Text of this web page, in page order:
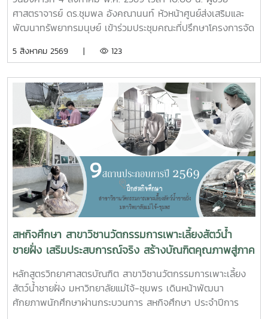
ศาสตราจารย์ ดร.ชุมพล อังคณานนท์ หัวหน้าศูนย์ส่งเสริมและ
พัฒนาทรัพยากรมนุษย์ เข้าร่วมประชุมคณะที่ปรึกษาโครงการจัด
รวม สาย ก3 และ ก4ในเขตผังเมืองรวมชุมชนปากน้ำหลังสวน
ศาลากลางจังหวัดชุมพร โดยมีนายจักรพงศ์ นิลไพรัช ธนารักษ์
พื้นที่ชุมพร เป็นประธานในการประชุมในการนี้ นายอุดม จิตตวงค์
โยธาธิการและผังเมืองจังหวัดชุมพร พร้อมด้วยคณะที่ปรึกษา
โครงการจัดรูปที่ดินเพื่อพัฒนาพื้นที่ส่วนจังหวัดชุมพร บริเวณ
ถนนผังเมืองรวม สาย ก3 และก4 ในเขตผังเมืองรวมชุมชน
ปากน้ำหลังสวน เข้าร่วมการประชุมฯ ดังกล่าว เพื่อพิจารณาขอ
ความเห็นชอบค่าชดเชยต้นไม้และพืชผล และค่าชดเชยอาคารและ
สิ่งปลูกสร้างจากกองทุนจัดรูปที่ดินเพื่อพัฒนาพื้นที่มติที่ประชุม
รับทราบรายละเอียดราคาและเห็นควรให้เสนอคณะกรรมการ
จังหวัดขอรับเงินอุดหนุนจากกกองทุนจัดรูปเพื่อพัฒนาพื้นที่
5 สิงหาคม 2569 | 123
สหกิจศึกษา สาขาวิชานวัตกรรมการเพาะเลี้ยงสัตว์น้ำ
ชายฝั่ง เสริมประสบการณ์จริง สร้างบัณฑิตคุณภาพสู่ภาค
อุตสาหกรรมการผลิตสัตว์น้ำ
หลักสูตรวิทยาศาสตรบัณฑิต สาขาวิชานวัตกรรมการเพาะเลี้ยง
สัตว์น้ำชายฝั่ง มหาวิทยาลัยแม่โจ้-ชุมพร เดินหน้าพัฒนา
ศักยภาพนักศึกษาผ่านกระบวนการ สหกิจศึกษา ประจำปีการ